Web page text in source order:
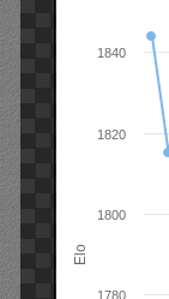
Elo
1780
1800
1820
1840